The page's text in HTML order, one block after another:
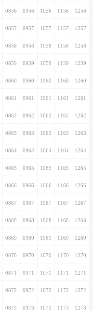
0856 0956 1056 1156 1256
0857 0957 1057 1157 1257
0858 0958 1058 1158 1258
0859 0959 1059 1159 1259
0860 0960 1060 1160 1260
0861 0961 1061 1161 1261
0862 0962 1062 1162 1262
0863 0963 1063 1163 1263
0864 0964 1064 1164 1264
0865 0965 1065 1165 1265
0866 0966 1066 1166 1266
0867 0967 1067 1167 1267
0868 0968 1068 1168 1268
0869 0969 1069 1169 1269
0870 0970 1070 1170 1270
0871 0971 1071 1171 1271
0872 0972 1072 1172 1272
0873 0973 1073 1173 1273